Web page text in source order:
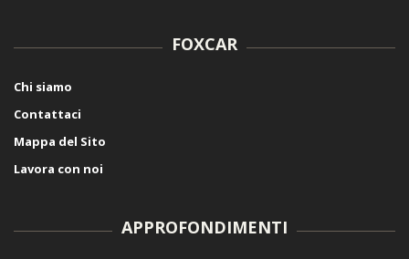
FOXCAR
Chi siamo
Contattaci
Mappa del Sito
Lavora con noi
APPROFONDIMENTI